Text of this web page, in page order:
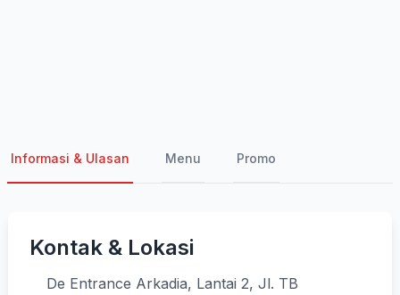
Informasi & Ulasan Menu Promo
Kontak & Lokasi
De Entrance Arkadia, Lantai 2, Jl. TB